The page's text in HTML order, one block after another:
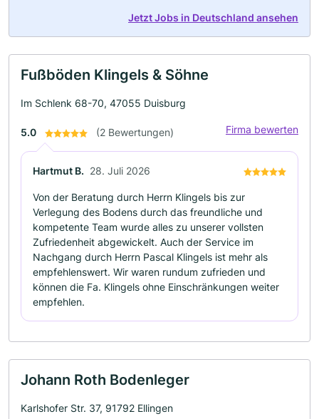
Jetzt Jobs in Deutschland ansehen
Fußböden Klingels & Söhne
Im Schlenk 68-70, 47055 Duisburg
5.0 (2 Bewertungen) Firma bewerten
Hartmut B. 28. Juli 2026
Von der Beratung durch Herrn Klingels bis zur
Verlegung des Bodens durch das freundliche und
kompetente Team wurde alles zu unserer vollsten
Zufriedenheit abgewickelt. Auch der Service im
Nachgang durch Herrn Pascal Klingels ist mehr als
empfehlenswert. Wir waren rundum zufrieden und
können die Fa. Klingels ohne Einschränkungen weiter
empfehlen.
Johann Roth Bodenleger
Karlshofer Str. 37, 91792 Ellingen